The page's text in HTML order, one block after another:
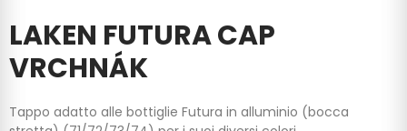
LAKEN FUTURA CAP
VRCHNÁK
Tappo adatto alle bottiglie Futura in alluminio (bocca